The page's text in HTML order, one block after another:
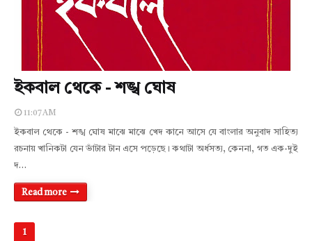
ইকবাল থেকে - শঙ্খ ঘোষ
11:07 AM
ইকবাল থেকে - শঙ্খ ঘোষ মাঝে মাঝে খেদ কানে আসে যে বাংলার অনুবাদ সাহিত্য
রচনায় খানিকটা যেন ভাঁটার টান এসে পড়েছে। কথাটা অর্ধসত্য, কেননা, গত এক-দুই
দ…
Read more
1